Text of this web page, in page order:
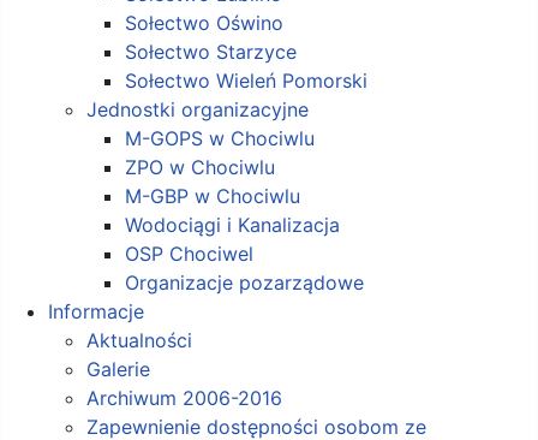
Sołectwo Oświno
Sołectwo Starzyce
Sołectwo Wieleń Pomorski
Jednostki organizacyjne
M-GOPS w Chociwlu
ZPO w Chociwlu
M-GBP w Chociwlu
Wodociągi i Kanalizacja
OSP Chociwel
Organizacje pozarządowe
Informacje
Aktualności
Galerie
Archiwum 2006-2016
Zapewnienie dostępności osobom ze